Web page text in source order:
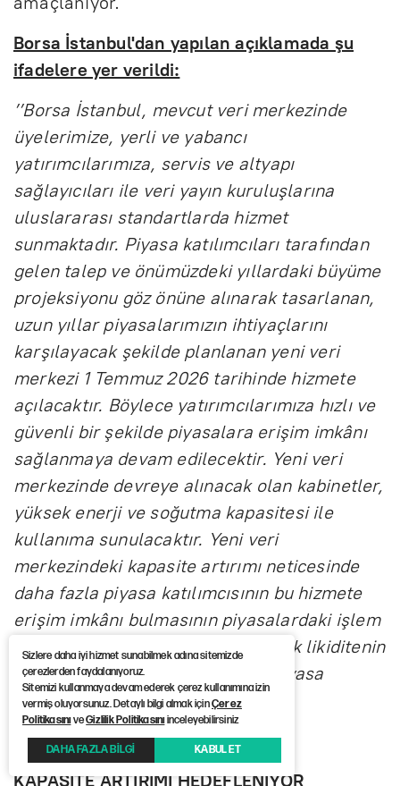
Borsa İstanbul'dan yapılan açıklamada şu
ifadelere yer verildi:
’’Borsa İstanbul, mevcut veri merkezinde
üyelerimize, yerli ve yabancı
yatırımcılarımıza, servis ve altyapı
sağlayıcıları ile veri yayın kuruluşlarına
uluslararası standartlarda hizmet
sunmaktadır. Piyasa katılımcıları tarafından
gelen talep ve önümüzdeki yıllardaki büyüme
projeksiyonu göz önüne alınarak tasarlanan,
uzun yıllar piyasalarımızın ihtiyaçlarını
karşılayacak şekilde planlanan yeni veri
merkezi 1 Temmuz 2026 tarihinde hizmete
açılacaktır. Böylece yatırımcılarımıza hızlı ve
güvenli bir şekilde piyasalara erişim imkânı
sağlanmaya devam edilecektir. Yeni veri
merkezinde devreye alınacak olan kabinetler,
yüksek enerji ve soğutma kapasitesi ile
kullanıma sunulacaktır. Yeni veri
merkezindeki kapasite artırımı neticesinde
daha fazla piyasa katılımcısının bu hizmete
erişim imkânı bulmasının piyasalardaki işlem
hacimlerine olumlu etki sağlayarak likiditenin
artmasına katkı sağlayacağı ve piyasa
kalitesini daha da yükselteceği
düşünülmektedir.’’
KAPASİTE ARTIRIMI HEDEFLENİYOR
Sizlere daha iyi hizmet sunabilmek adına sitemizde
çerezlerden faydalanıyoruz.
Sitemizi kullanmaya devam ederek çerez kullanımına izin
vermiş oluyorsunuz. Detaylı bilgi almak içinÇerez
PolitikasınıveGizlilik Politikasınıinceleyebilirsiniz
DAHA FAZLA BİLGİ KABUL ET